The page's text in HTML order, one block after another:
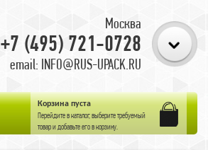
Москва
+7 (495) 721-0728
email: INFO@RUS-UPACK.RU
Корзина пуста
Перейдите вкаталог, выберите требуемый
товар и добавьте его в корзину.